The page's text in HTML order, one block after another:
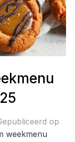
op
weekmenu